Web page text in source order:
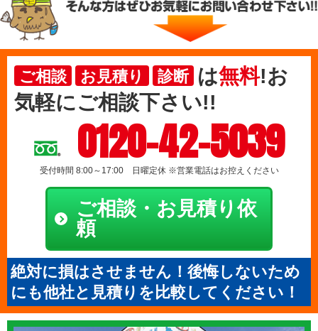
ご相談 お見積り 診断 は無料!お
気軽にご相談下さい!!
0120-42-5039
受付時間 8:00～17:00 日曜定休 ※営業電話はお控えください
ご相談・お見積り依
頼
絶対に損はさせません！後悔しないため
にも他社と見積りを比較してください！